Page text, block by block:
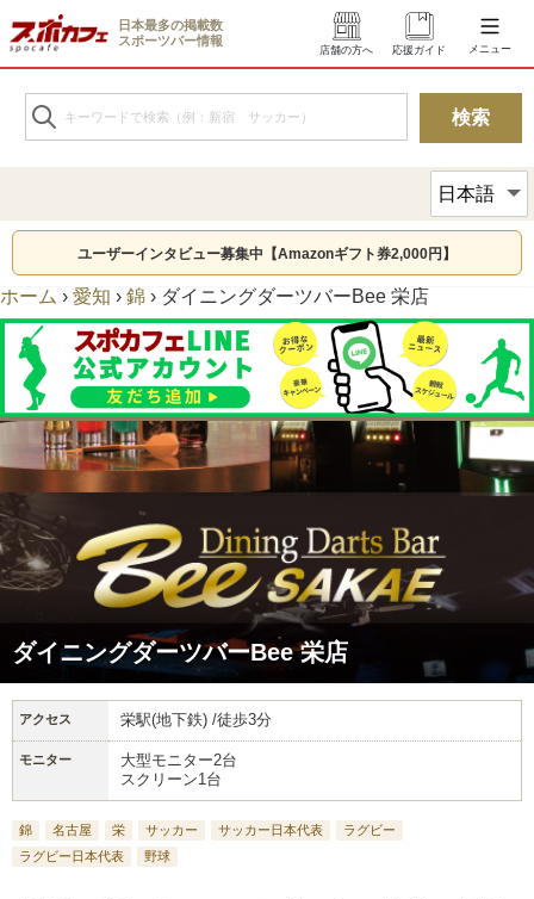
日本最多の掲載数
スポーツバー情報
店舗の方へ 応援ガイド メニュー
ユーザーインタビュー募集中【Amazonギフト券2,000円】
ホーム › 愛知 › 錦 › ダイニングダーツバーBee 栄店
ダイニングダーツバーBee 栄店
アクセス 栄駅(地下鉄) /徒歩3分
モニター
大型モニター2台
スクリーン1台
錦 名古屋 栄 サッカー サッカー日本代表
ラグビー
ラグビー日本代表
野球